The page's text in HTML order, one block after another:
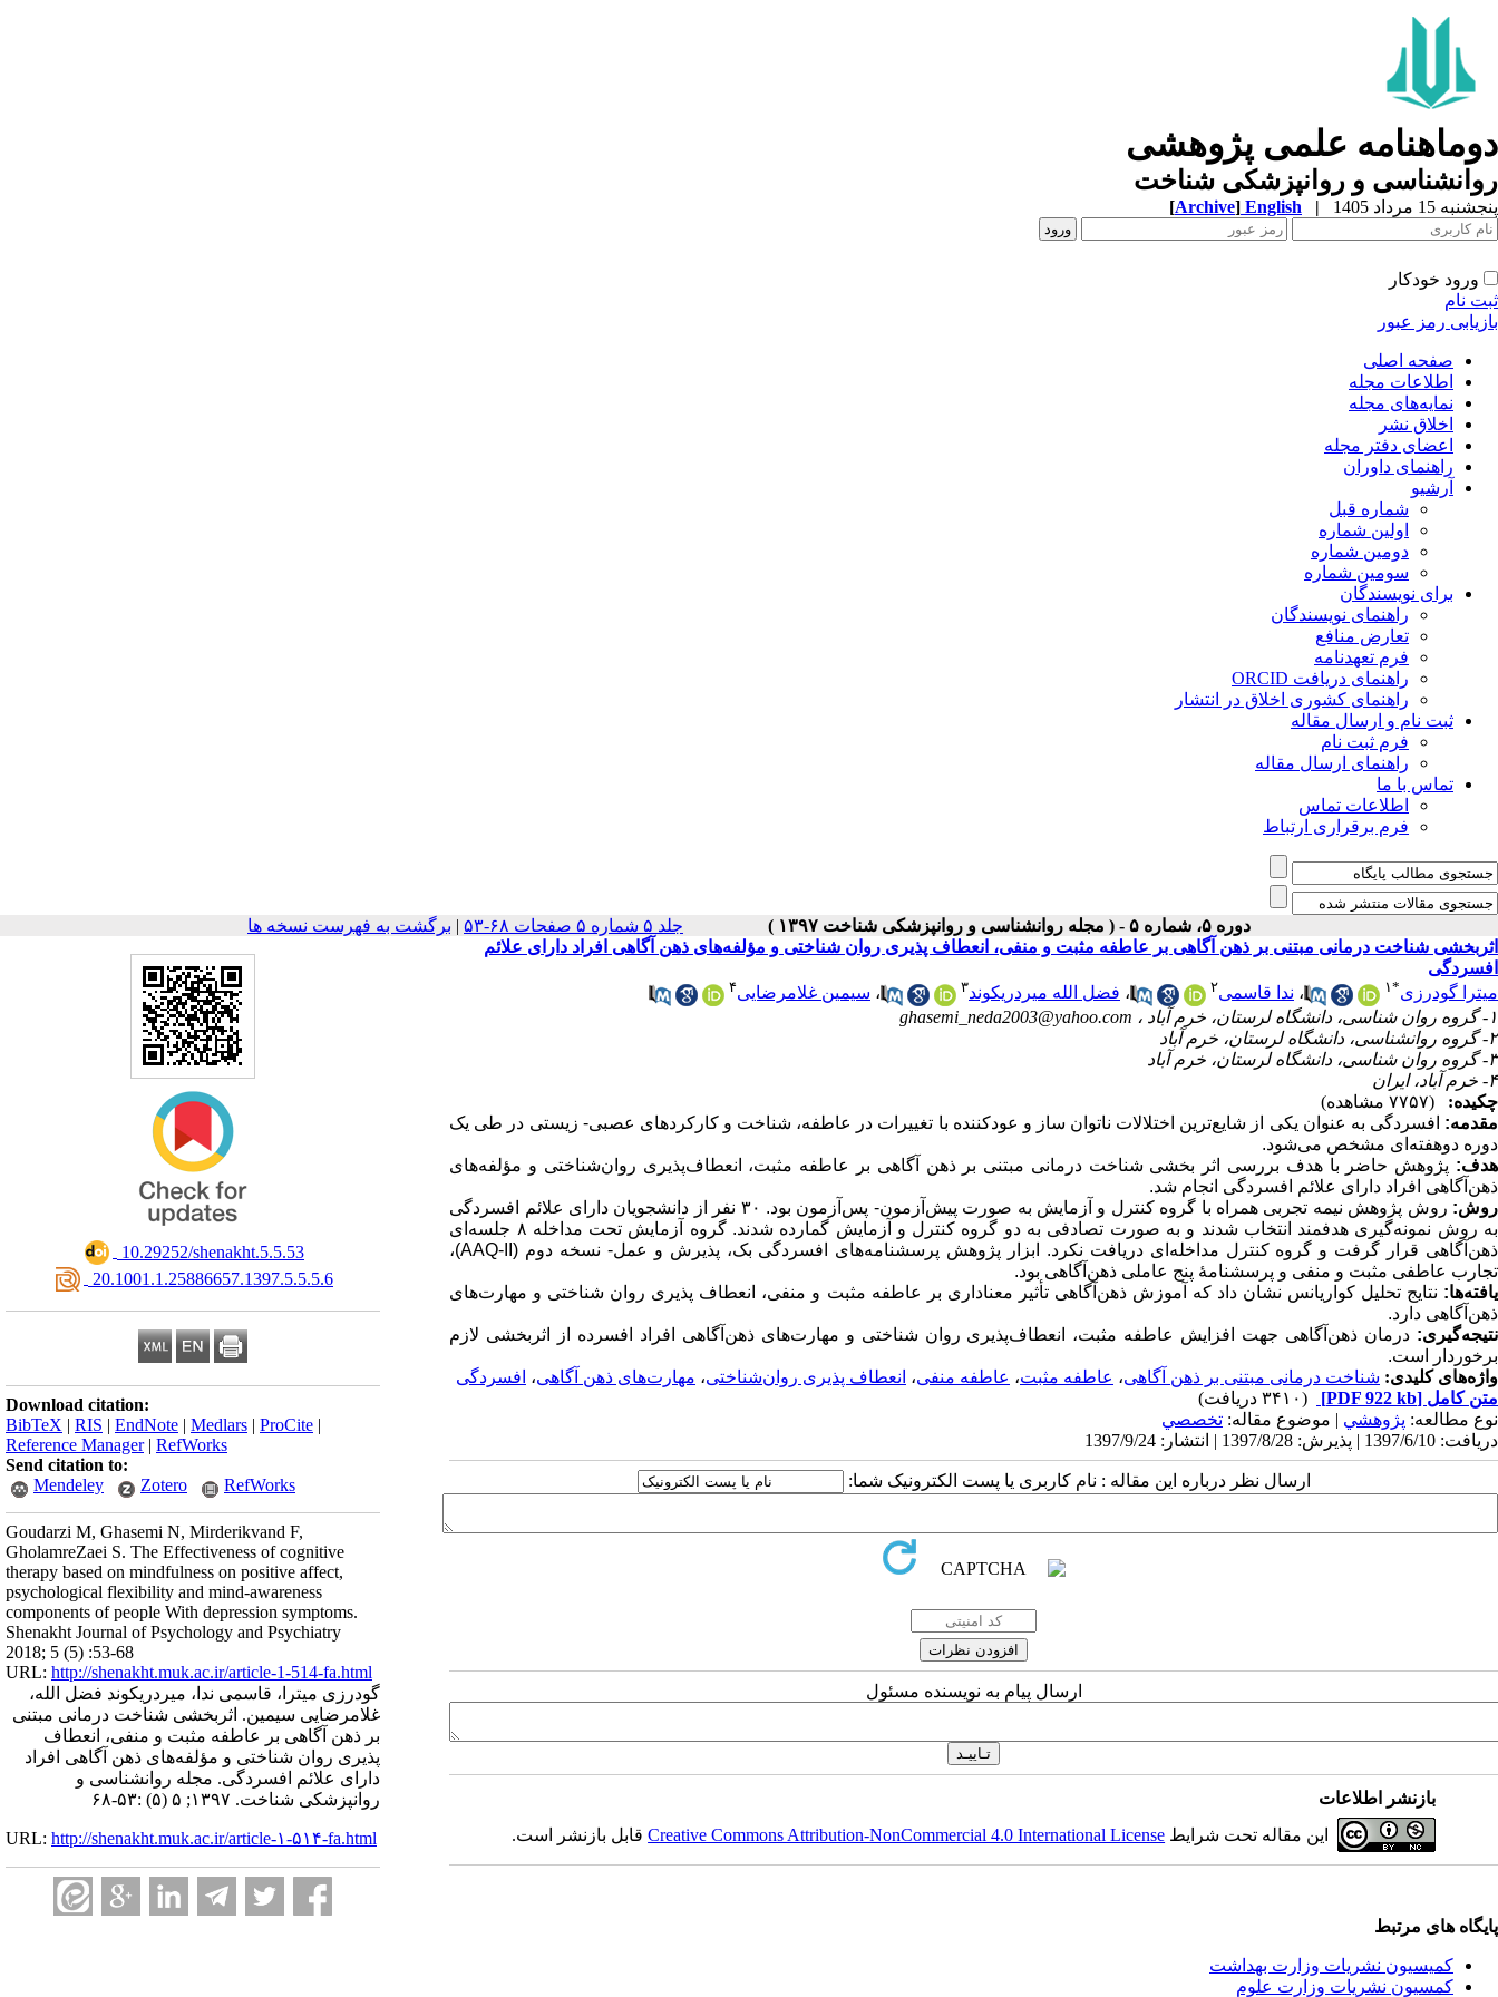
دوماهنامه علمی پژوهشی
روانشناسی و روانپزشکی شناخت
پنجشنبه 15 مرداد 1405 |
English
[Archive]
ورود خودکار
ثبت نام
بازیابی رمز عبور
صفحه اصلی
اطلاعات مجله
نمایه‌های مجله
اخلاق نشر
اعضای دفتر مجله
راهنمای داوران
آرشیو
شماره قبل
اولین شماره
دومین شماره
سومین شماره
برای نویسندگان
راهنمای نویسندگان
تعارض منافع
فرم تعهدنامه
راهنمای دریافت ORCID
راهنمای کشوری اخلاق در انتشار
ثبت نام و ارسال مقاله
فرم ثبت نام
راهنمای ارسال مقاله
تماس با ما
اطلاعات تماس
فرم برقراری ارتباط
دوره ۵، شماره ۵ - ( مجله روانشناسی و روانپزشکی شناخت ۱۳۹۷ ) جلد ۵ شماره ۵ صفحات ۶۸-۵۳ | برگشت به فهرست نسخه ها
‎ 10.29252/shenakht.5.5.53
‎ 20.1001.1.25886657.1397.5.5.5.6
Download citation:
BibTeX | RIS | EndNote | Medlars | ProCite |
Reference Manager| RefWorks
Send citation to:
Mendeley
Zotero RefWorks
Goudarzi M, Ghasemi N, Mirderikvand F,
GholamreZaei S. The Effectiveness of cognitive
therapy based on mindfulness on positive affect,
psychological flexibility and mind-awareness
components of people With depression symptoms.
Shenakht Journal of Psychology and Psychiatry
2018; 5 (5) :53-68
URL: http://shenakht.muk.ac.ir/article-1-514-fa.html
گودرزی میترا، قاسمی ندا، میردریکوند فضل الله،
غلامرضایی سیمین. اثربخشی شناخت درمانی مبتنی
بر ذهن آگاهی بر عاطفه مثبت و منفی، انعطاف
پذیری روان شناختی و مؤلفه‌های ذهن آگاهی افراد
دارای علائم افسردگی. مجله روانشناسی و
روانپزشکی شناخت. ۱۳۹۷; ۵ (۵) :۵۳-۶۸
URL: http://shenakht.muk.ac.ir/article-۱-۵۱۴-fa.html
اثربخشی شناخت درمانی مبتنی بر ذهن آگاهی بر عاطفه مثبت و منفی، انعطاف پذیری روان شناختی و مؤلفه‌های ذهن آگاهی افراد دارای علائم
افسردگی
میترا گودرزی*۱ ، ندا قاسمی۲ ، فضل الله میردریکوند۳ ، سیمین غلامرضایی۴
۱- گروه روان شناسی، دانشگاه لرستان، خرم آباد ،
ghasemi_neda2003@yahoo.com
۲- گروه روانشناسی، دانشگاه لرستان، خرم آباد
۳- گروه روان شناسی، دانشگاه لرستان، خرم آباد
۴- خرم آباد، ایران
چکیده:
(۷۷۵۷ مشاهده)
مقدمه: افسردگی به عنوان یکی از شایع‌ترین اختلالات ناتوان ساز و عودکننده با تغییرات در عاطفه، شناخت و کارکردهای عصبی- زیستی در طی یک
دوره دوهفته‌ای مشخص می‌شود.
هدف: پژوهش حاضر با هدف بررسی اثر بخشی شناخت درمانی مبتنی بر ذهن آگاهی بر عاطفه مثبت، انعطاف‌پذیری روان‌شناختی و مؤلفه‌های
ذهن‌آگاهی افراد دارای علائم افسردگی انجام شد.
روش:
روش پژوهش نیمه تجربی همراه با گروه کنترل و آزمایش به صورت پیش‌آزمون- پس‌آزمون بود. ۳۰ نفر از دانشجویان دارای علائم افسردگی
به روش نمونه‌گیری هدفمند انتخاب شدند و به صورت تصادفی به دو گروه کنترل و آزمایش گمارده شدند. گروه آزمایش تحت مداخله ۸ جلسه‌ای
ذهن‌آگاهی قرار گرفت و گروه کنترل مداخله‌ای دریافت نکرد. ابزار پژوهش پرسشنامه‌های افسردگی بک، پذیرش و عمل- نسخه دوم (AAQ-II)،
تجارب عاطفی مثبت و منفی و پرسشنامۀ پنج عاملی ذهن‌آگاهی بود.
یافته‌ها: نتایج تحلیل کواریانس نشان داد که آموزش ذهن‌آگاهی تأثیر معناداری بر عاطفه مثبت و منفی، انعطاف پذیری روان شناختی و مهارت‌های
ذهن‌آگاهی دارد.
نتیجه‌گیری: درمان ذهن‌آگاهی جهت افزایش عاطفه مثبت، انعطاف‌پذیری روان شناختی و مهارت‌های ذهن‌آگاهی افراد افسرده از اثربخشی لازم
برخوردار است.
واژه‌های کلیدی: شناخت درمانی مبتنی بر ذهن آگاهی، عاطفه مثبت، عاطفه منفی، انعطاف پذیری روان‌شناختی، مهارت‌های ذهن آگاهی، افسردگی
متن کامل [PDF 922 kb]
(۳۴۱۰ دریافت)
نوع مطالعه: پژوهشي | موضوع مقاله: تخصصي
دریافت: 1397/6/10 | پذیرش: 1397/8/28 | انتشار: 1397/9/24
ارسال نظر درباره این مقاله : نام کاربری یا پست الکترونیک شما:
ارسال پیام به نویسنده مسئول
بازنشر اطلاعات
این مقاله تحت شرایط Creative Commons Attribution-NonCommercial 4.0 International Licenseقابل بازنشر است.
پایگاه های مرتبط
کمیسیون نشریات وزارت بهداشت
کمسیون نشریات وزارت علوم